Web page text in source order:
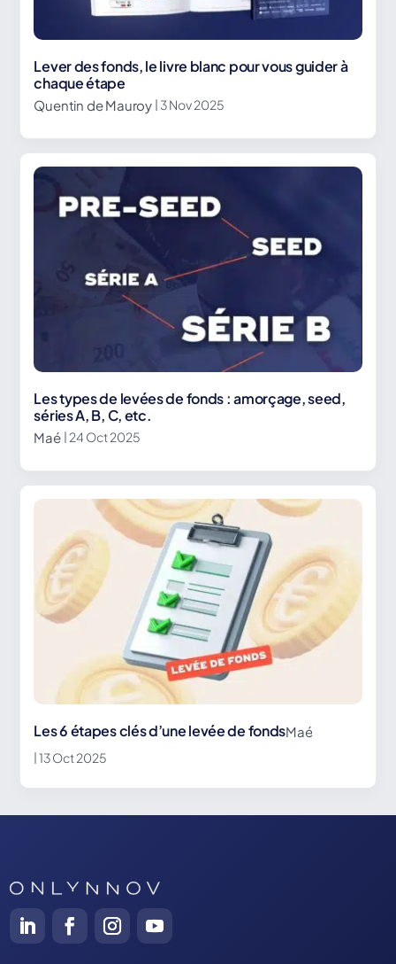
Lever des fonds, le livre blanc pour vous guider à
chaque étape
Quentin de Mauroy | 3 Nov 2025
Les types de levées de fonds : amorçage, seed,
séries A, B, C, etc.
Maé | 24 Oct 2025
Les 6 étapes clés d’une levée de fondsMaé
| 13 Oct 2025